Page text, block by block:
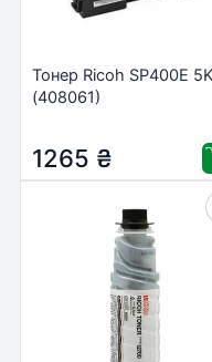
Тонер Ricoh SP400E 5K
(408061)
1265 ₴